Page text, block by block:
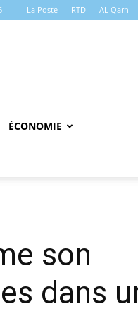
La Poste RTD AL Qarn
ÉCONOMIE
son
dans